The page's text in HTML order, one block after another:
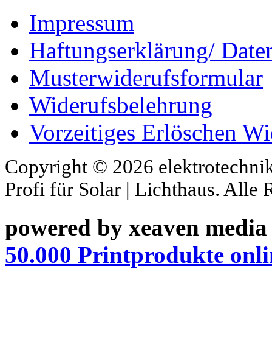
Impressum
Haftungserklärung/
Musterwiderufsformular
Widerufsbelehrung
Vorzeitiges Erlöschen
Copyright © 2026
Profi für Solar | Lichthaus. Alle
powered by xeaven
50.000 Printprodukte